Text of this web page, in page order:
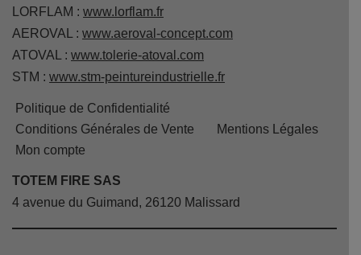
LORFLAM : www.lorflam.fr
AEROVAL : www.aeroval-concept.com
ATOVAL : www.tolerie-atoval.com
STM : www.stm-peintureindustrielle.fr
Politique de Confidentialité
Conditions Générales de Vente
Mentions Légales
Mon compte
TOTEM FIRE SAS
4 avenue du Guimand, 26120 Malissard